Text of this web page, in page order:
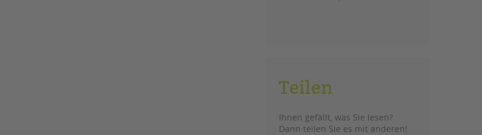
Teilen
Ihnen gefällt, was Sie lesen?
Dann teilen Sie es mit anderen!